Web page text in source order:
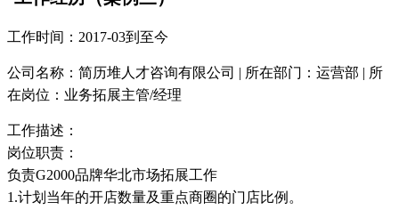
工作时间：2017-03到至今
公司名称：简历堆人才咨询有限公司 | 所在部门：运营部 | 所
在岗位：业务拓展主管/经理
工作描述：
岗位职责：
负责G2000品牌华北市场拓展工作
1.计划当年的开店数量及重点商圈的门店比例。